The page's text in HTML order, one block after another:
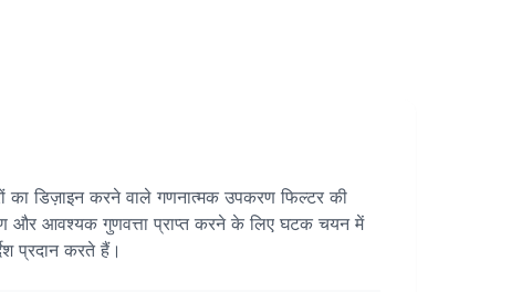
का डिज़ाइन करने वाले गणनात्मक उपकरण फिल्टर की
और आवश्यक गुणवत्ता प्राप्त करने के लिए घटक चयन में
प्रदान करते हैं।